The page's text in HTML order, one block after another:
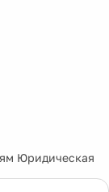
Юридическая